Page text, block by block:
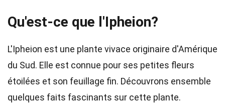
Qu'est-ce que l'Ipheion?
L'Ipheion est une plante vivace originaire d'Amérique
du Sud. Elle est connue pour ses petites fleurs
étoilées et son feuillage fin. Découvrons ensemble
quelques faits fascinants sur cette plante.